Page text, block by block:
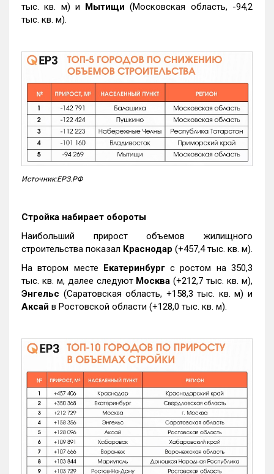
тыс. кв. м) и Мытищи (Московская область, -94,2
тыс. кв. м).
Источник:ЕРЗ.РФ
Стройка набирает обороты
Наибольший прирост объемов жилищного
строительства показал Краснодар (+457,4 тыс. кв. м).
На втором месте Екатеринбургс ростом на 350,3
тыс. кв. м, далее следуют Москва (+212,7 тыс. кв. м),
Энгельс (Саратовская область, +158,3 тыс. кв. м) и
Аксай в Ростовской области (+128,0 тыс. кв. м).